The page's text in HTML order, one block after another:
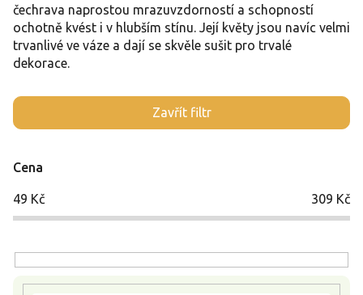
čechrava naprostou mrazuvzdorností a schopností
ochotně kvést i v hlubším stínu. Její květy jsou navíc velmi
trvanlivé ve váze a dají se skvěle sušit pro trvalé
dekorace.
Zavřít filtr
Cena
49 Kč 309 Kč
V
ý
s
p
u